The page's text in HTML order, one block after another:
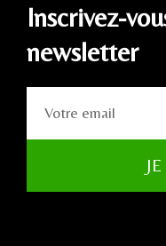
Inscrivez-
newsletter